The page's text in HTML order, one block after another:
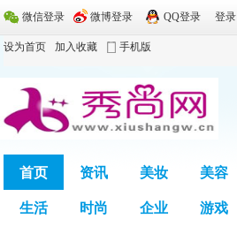
微信登录 微博登录 QQ登录 登录
设为首页 加入收藏 手机版
首页 资讯 美妆 美容
生活 时尚 企业 游戏